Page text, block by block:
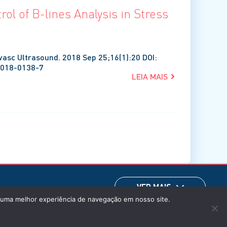
of B-lines Analysis in Stress
Ultrasound. 2018 Sep 25;16(1):20 DOI:
0138-7
LEIA MAIS
VER MAIS
melhor experiência de navegação em nosso site.